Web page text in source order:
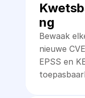
ng
Bewaak
nieuwe
EPSS en